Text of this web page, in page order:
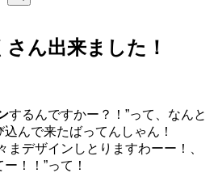
ん出来ました！
するんですかー？！”って、なんと
んで来たばってんしゃん！
まデザインしとりますわーー！、
！！”って！